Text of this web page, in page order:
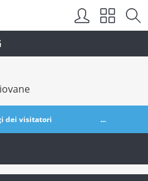
dei visitatori ...